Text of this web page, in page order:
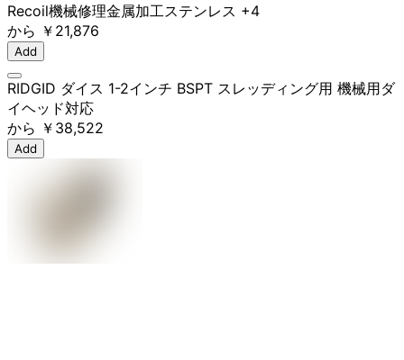
Recoil機械修理金属加工ステンレス +4
から ￥21,876
Add
RIDGID ダイス 1-2インチ BSPT スレッディング用 機械用ダ
イヘッド対応
から ￥38,522
Add